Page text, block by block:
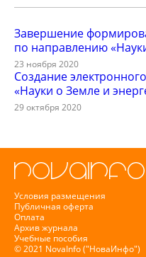
Завершение
по направлению
23 ноября 2020
Создание
«Науки о Земле и
29 октября 2020
Условия размещения
Публичная оферта
Оплата
Архив журнала
Учебные пособия
© 2021 NovaInfo ("НоваИнфо")